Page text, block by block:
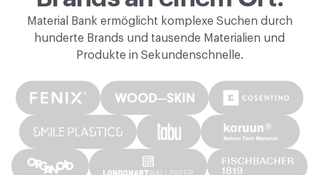
Material Bank ermöglicht komplexe Suchen durch
hunderte Brands und tausende Materialien und
Produkte in Sekundenschnelle.